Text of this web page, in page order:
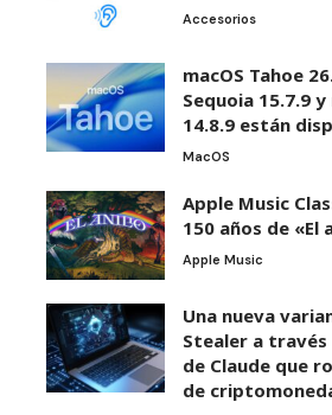
Accesorios
macOS Tahoe
Sequoia 15.7.9
14.8.9 están
MacOS
Apple Music
150 años de «El
Apple Music
Una nueva
Stealer a través
de Claude que
de